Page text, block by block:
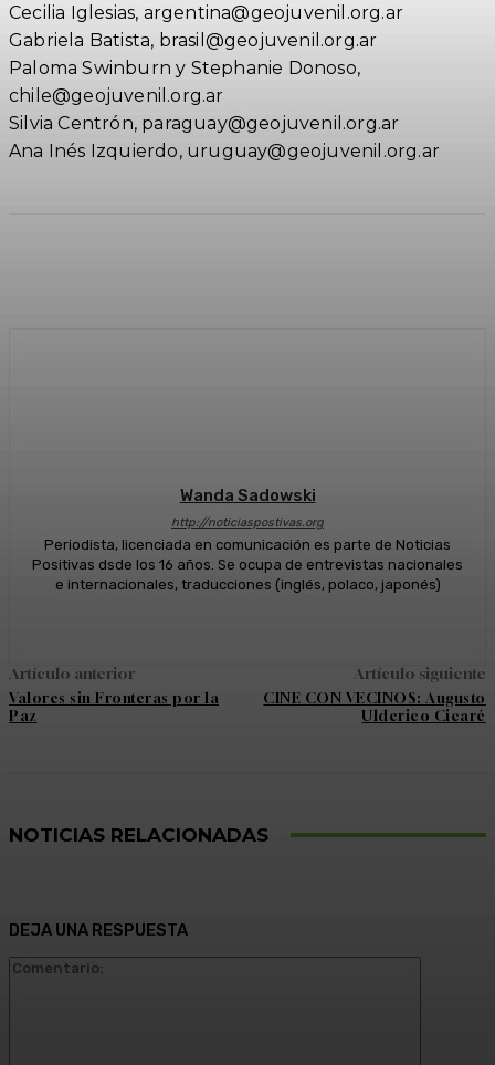
Cecilia Iglesias, argentina@geojuvenil.org.ar
Gabriela Batista, brasil@geojuvenil.org.ar
Paloma Swinburn y Stephanie Donoso,
chile@geojuvenil.org.ar
Silvia Centrón, paraguay@geojuvenil.org.ar
Ana Inés Izquierdo, uruguay@geojuvenil.org.ar
Wanda Sadowski
http://noticiaspostivas.org
Periodista, licenciada en comunicación es parte de Noticias
Positivas dsde los 16 años. Se ocupa de entrevistas nacionales
e internacionales, traducciones (inglés, polaco, japonés)
Artículo anterior
Valores sin Fronteras por la
Paz
Artículo siguiente
CINE CON VECINOS: Augusto
Ulderico Cicaré
NOTICIAS RELACIONADAS
DEJA UNA RESPUESTA